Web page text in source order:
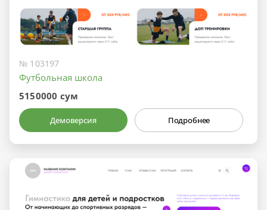
№ 103197
Футбольная школа
5150000 сум
Демоверсия Подробнее